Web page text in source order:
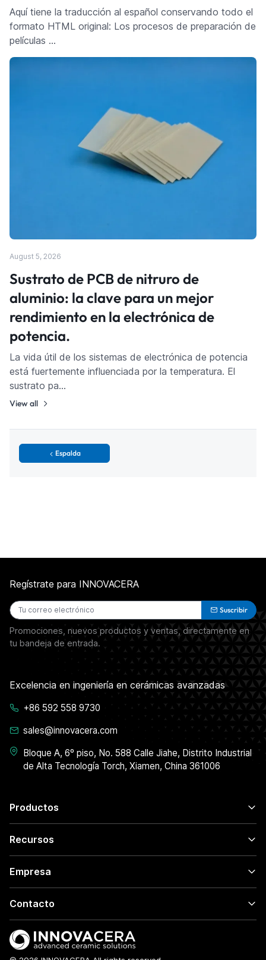
Aquí tiene la traducción al español conservando todo el
formato HTML original: Los procesos de preparación de
películas …
August 5, 2026
Sustrato de PCB de nitruro de
aluminio: la clave para un mejor
rendimiento en la electrónica de
potencia.
La vida útil de los sistemas de electrónica de potencia
está fuertemente influenciada por la temperatura. El
sustrato pa…
View all
Espalda
Productos
Recursos
Empresa
Contacto
Regístrate para INNOVACERA
Suscribir
Promociones, nuevos productos y ventas, directamente en
tu bandeja de entrada.
Excelencia en ingeniería en cerámicas avanzadas
+86 592 558 9730
sales@innovacera.com
Bloque A, 6º piso, No. 588 Calle Jiahe, Distrito Industrial
de Alta Tecnología Torch, Xiamen, China 361006